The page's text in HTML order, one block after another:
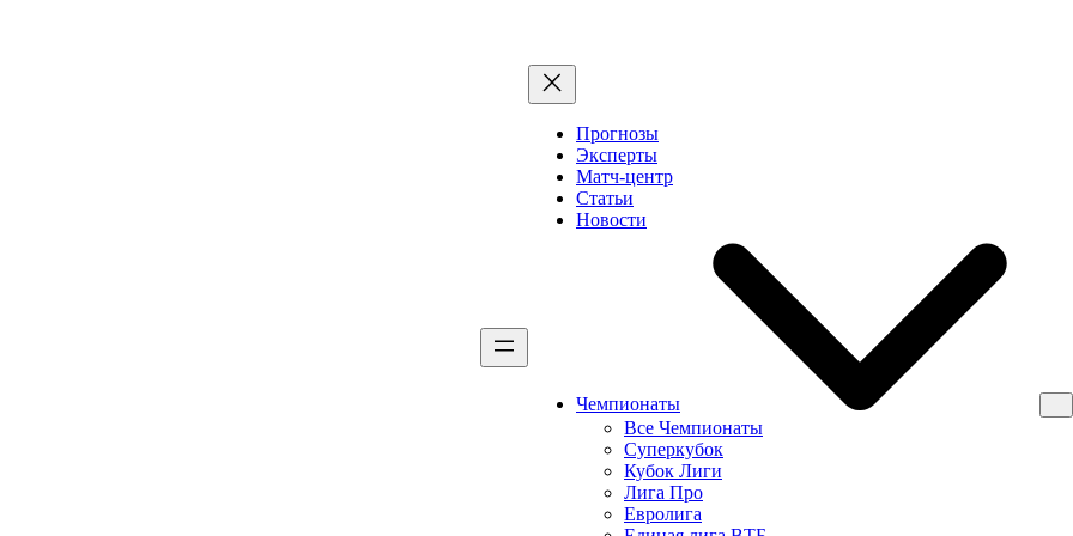
Прогнозы
Эксперты
Матч-центр
Статьи
Новости
Чемпионаты
Все Чемпионаты
Суперкубок
Кубок Лиги
Лига Про
Евролига